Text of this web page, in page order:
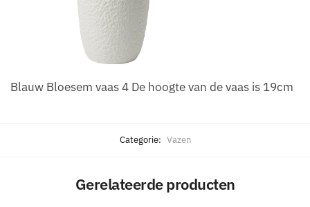
Blauw Bloesem vaas 4 De hoogte van de vaas is 19cm
Categorie: Vazen
Gerelateerde producten